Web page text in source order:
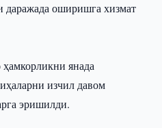
даражада оширишга хизмат
янада
изчил давом
эришилди.